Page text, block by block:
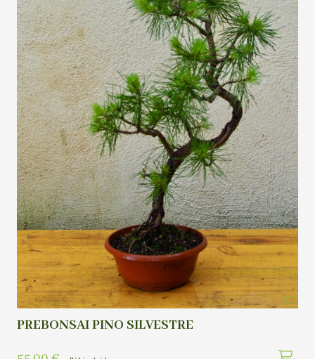
PREBONSAI PINO SILVESTRE